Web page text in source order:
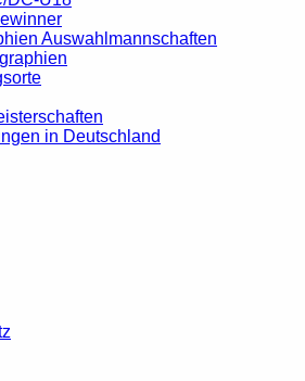
Auswahlmannschaften
in Deutschland